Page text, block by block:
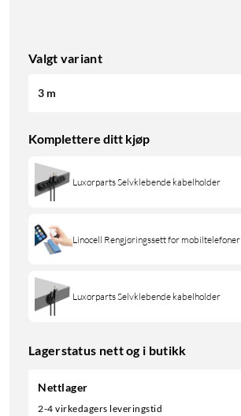
Valgt variant
3 m
Komplettere ditt kjøp
Luxorparts Selvklebende kabelholder
Linocell Rengjøringssett for mobiltelefoner
Luxorparts Selvklebende kabelholder
Lagerstatus nett og i butikk
Nettlager
2-4 virkedagers leveringstid